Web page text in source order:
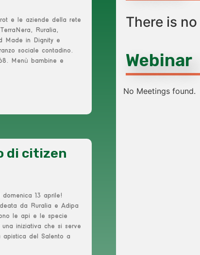
e le aziende della rete
Ruralia,
Made in Dignity e
sociale contadino.
Menù bambine e
di citizen
13 aprile!
da Ruralia e Adipa
le api e le specie
iniziativa che si serve
apistica del Salento a
There is
Webinar
No Meetings found.